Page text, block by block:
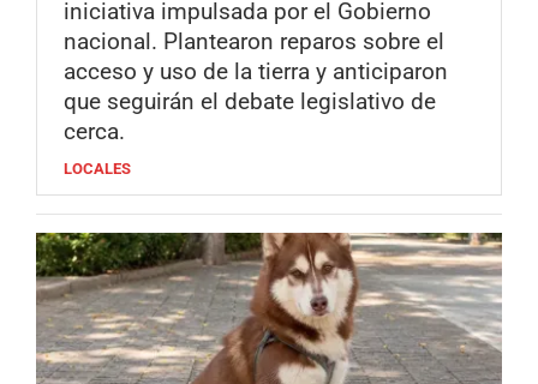
iniciativa impulsada por el Gobierno
nacional. Plantearon reparos sobre el
acceso y uso de la tierra y anticiparon
que seguirán el debate legislativo de
cerca.
LOCALES